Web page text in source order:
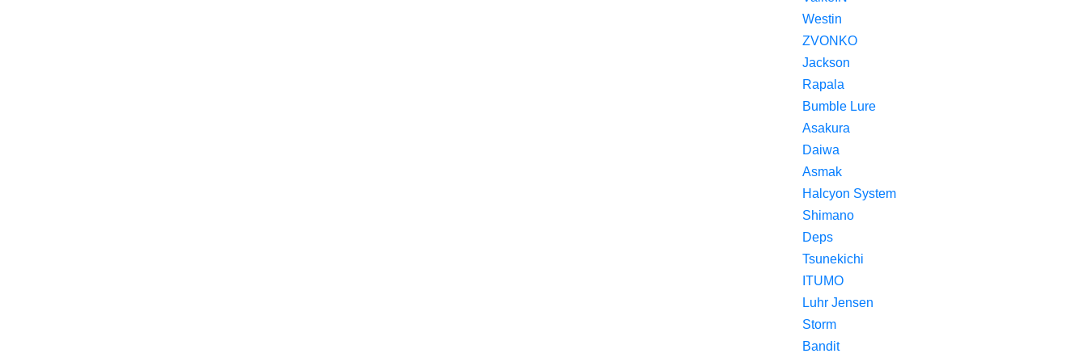
Westin
ZVONKO
Jackson
Rapala
Bumble Lure
Asakura
Daiwa
Asmak
Halcyon System
Shimano
Deps
Tsunekichi
ITUMO
Luhr Jensen
Storm
Bandit